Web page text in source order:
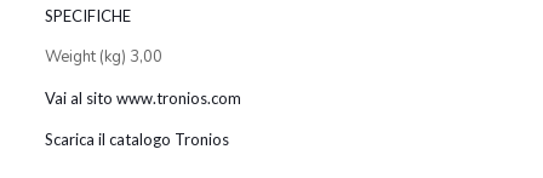
SPECIFICHE
Weight (kg) 3,00
Vai al sito www.tronios.com
Scarica il catalogo Tronios